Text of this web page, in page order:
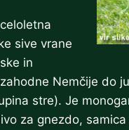
sive vrane
in
Nemčije do
stre). Je
za gnezdo,